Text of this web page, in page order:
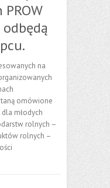
na
omówione
młodych
rolnych –
rolnych –